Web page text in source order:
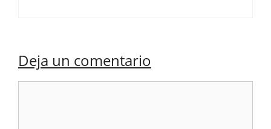
Deja un comentario